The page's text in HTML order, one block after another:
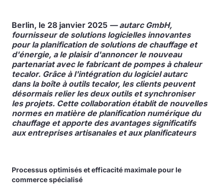
Berlin, le 28 janvier 2025 — autarc GmbH,
fournisseur de solutions logicielles innovantes
pour la planification de solutions de chauffage et
d'énergie, a le plaisir d'annoncer le nouveau
partenariat avec le fabricant de pompes à chaleur
tecalor. Grâce à l'intégration du logiciel autarc
dans la boîte à outils tecalor, les clients peuvent
désormais relier les deux outils et synchroniser
les projets. Cette collaboration établit de nouvelles
normes en matière de planification numérique du
chauffage et apporte des avantages significatifs
aux entreprises artisanales et aux planificateurs
Processus optimisés et efficacité maximale pour le
commerce spécialisé